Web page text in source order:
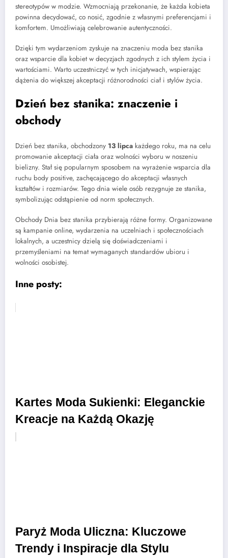
stereotypów w modzie. Wzmocniają przekonanie, że każda kobieta
powinna decydować, co nosić, zgodnie z własnymi preferencjami i
komfortem. Umożliwiają celebrowanie autentyczności.
Dzięki tym wydarzeniom zyskuje na znaczeniu moda bez stanika
oraz wsparcie dla kobiet w decyzjach zgodnych z ich stylem życia i
wartościami. Warto uczestniczyć w tych inicjatywach, wspierając
dążenia do większej akceptacji różnorodności ciał i stylów życia.
Dzień bez stanika: znaczenie i
obchody
Dzień bez stanika, obchodzony 13 lipca każdego roku, ma na celu
promowanie akceptacji ciała oraz wolności wyboru w noszeniu
bielizny. Stał się popularnym sposobem na wyrażenie wsparcia dla
ruchu body positive, zachęcającego do akceptacji własnych
kształtów i rozmiarów. Tego dnia wiele osób rezygnuje ze stanika,
symbolizując odstąpienie od norm społecznych.
Obchody Dnia bez stanika przybierają różne formy. Organizowane
są kampanie online, wydarzenia na uczelniach i społecznościach
lokalnych, a uczestnicy dzielą się doświadczeniami i
przemyśleniami na temat wymaganych standardów ubioru i
wolności osobistej.
Inne posty:
Kartes Moda Sukienki: Eleganckie
Kreacje na Każdą Okazję
Paryż Moda Uliczna: Kluczowe
Trendy i Inspiracje dla Stylu